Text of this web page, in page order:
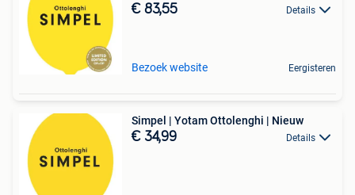
€ 83,55 Details
Bezoek website Eergisteren
Simpel | Yotam Ottolenghi | Nieuw
€ 34,99 Details